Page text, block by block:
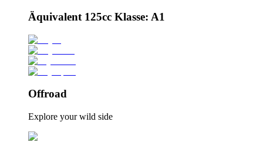
Äquivalent 125cc Klasse: A1
Offroad
Explore your wild side